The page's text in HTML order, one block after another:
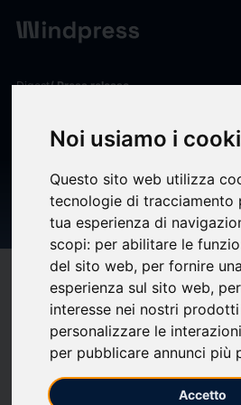
Noi usiamo i
Questo sito web utilizza
tecnologie di tracciamento
tua esperienza di
scopi: per abilitare le
del sito web, per fornire
esperienza sul sito web,
interesse nei nostri
personalizzare le
per pubblicare annunci più
Accetto
Digest/ Press release
Ricavi consolidati
semestre 2025 e
ePRCE
(0)bookmark_borderupload Share
Ricavi consolidati nel primo semestre 2025